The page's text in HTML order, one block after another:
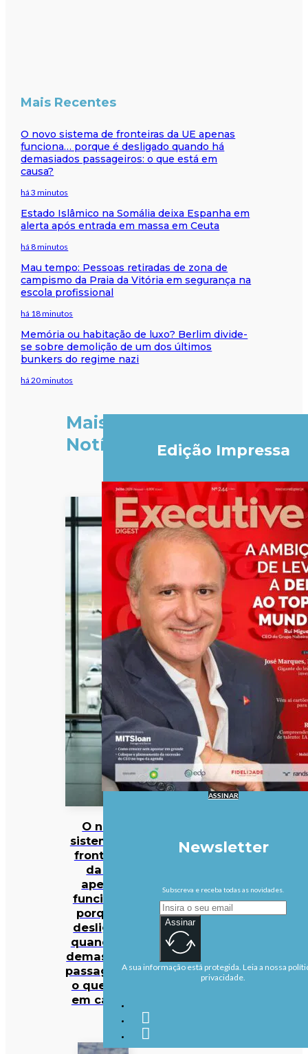
Mais Recentes
O novo sistema de fronteiras da UE apenas
funciona… porque é desligado quando há
demasiados passageiros: o que está em
causa?
há 3 minutos
Estado Islâmico na Somália deixa Espanha em
alerta após entrada em massa em Ceuta
há 8 minutos
Mau tempo: Pessoas retiradas de zona de
campismo da Praia da Vitória em segurança na
escola profissional
há 18 minutos
Memória ou habitação de luxo? Berlim divide-
se sobre demolição de um dos últimos
bunkers do regime nazi
há 20 minutos
Mais
Notícias
O novo
sistema de
fronteiras
da UE
apenas
funciona…
porque é
desligado
quando há
demasiados
passageiros:
o que está
em causa?
Edição Impressa
ASSINAR
Newsletter
Subscreva e receba todas as novidades.
Assinar
A sua informação está protegida. Leia a nossa
privacidade.